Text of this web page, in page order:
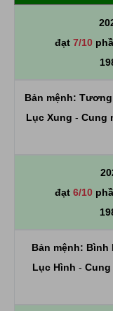
đạt 7/10
Bản mệnh:
Lục Xung - Cung
đạt 6/10
Bản mệnh: Bình
Lục Hình - Cung